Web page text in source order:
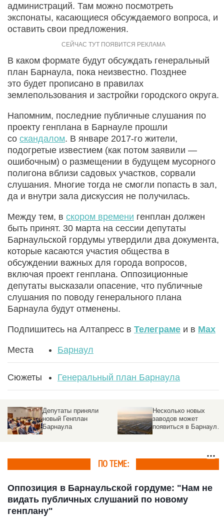
администраций. Там можно посмотреть
экспонаты, касающиеся обсуждаемого вопроса, и
оставить свои предложения.
В каком формате будут обсуждать генеральный
план Барнаула, пока неизвестно. Позднее
это будет прописано в правилах
землепользования и застройки городского округа.
Напомним, последние публичные слушания по
проекту генплана в Барнауле прошли
со скандалом. В январе 2017-го жители,
подогретые известием (как потом заявили —
ошибочным) о размещении в будущем мусорного
полигона вблизи садовых участков, сорвали
слушания. Многие тогда не смогли попасть в зал,
да и внутри зала дискуссия не получилась.
Между тем, в скором времени генплан должен
быть принят. 30 марта на сессии депутаты
Барнаульской гордумы утвердили два документа,
которые касаются участия общества в
обсуждении важных для города вопросов,
включая проект генплана. Оппозиционные
депутаты высказали опасение, что публичные
слушания по поводу генерального плана
Барнаула будут отменены.
Подпишитесь на Алтапресс в Телеграме и в Max
Места Барнаул
Сюжеты Генеральный план Барнаула
Депутаты приняли
новый Генплан
Барнаула
Несколько новых
заводов может
появиться в Барнауле
ПО ТЕМЕ:
Оппозиция в Барнаульской гордуме: "Нам не
видать публичных слушаний по новому
генплану"